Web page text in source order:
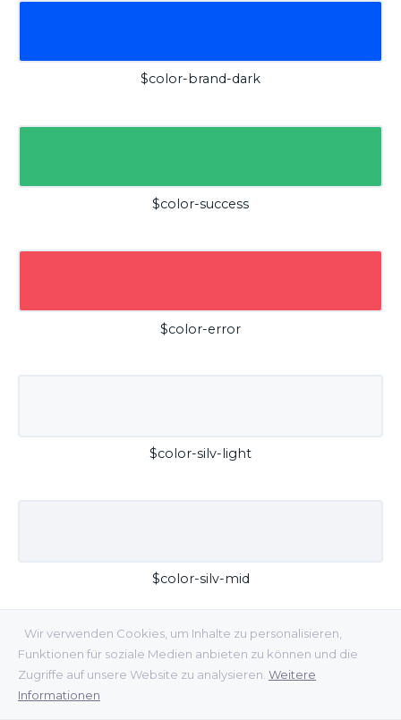
Wir verwenden Cookies, um Inhalte zu personalisieren,
Funktionen für soziale Medien anbieten zu können und die
Zugriffe auf unsere Website zu analysieren. Weitere
Informationen
$color-brand-dark
$color-success
$color-error
$color-silv-light
$color-silv-mid